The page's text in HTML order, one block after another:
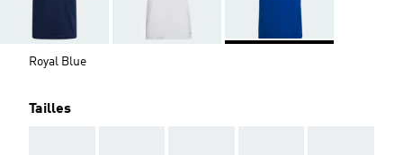
Royal Blue
Tailles